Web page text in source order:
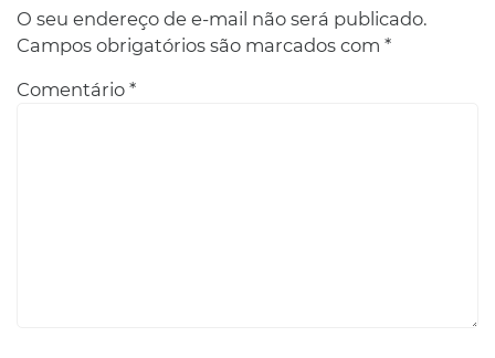
O seu endereço de e-mail não será publicado.
Campos obrigatórios são marcados com *
Comentário *